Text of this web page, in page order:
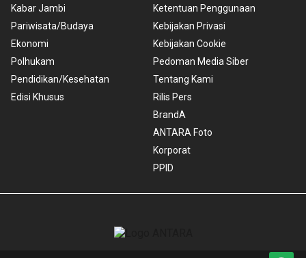
Kabar Jambi
Pariwisata/Budaya
Ekonomi
Polhukam
Pendidikan/Kesehatan
Edisi Khusus
Ketentuan Penggunaan
Kebijakan Privasi
Kebijakan Cookie
Pedoman Media Siber
Tentang Kami
Rilis Pers
BrandA
ANTARA Foto
Korporat
PPID